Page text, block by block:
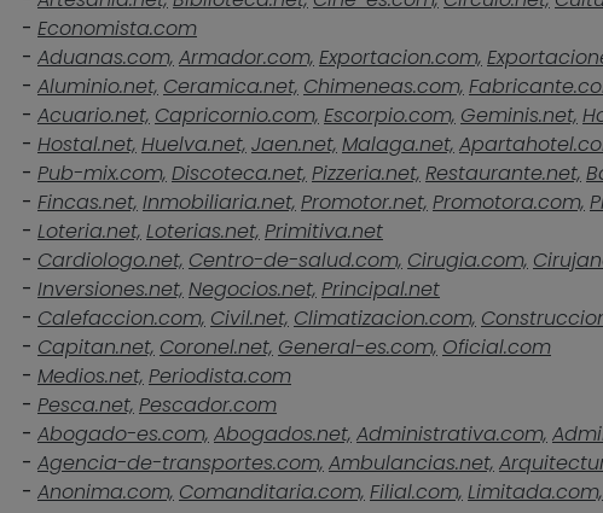
- Economista.com
- Aduanas.com, Armador.com, Exportacion.com,
- Aluminio.net, Ceramica.net, Chimeneas.com,
- Acuario.net, Capricornio.com, Escorpio.com, Geminis.net,
- Hostal.net, Huelva.net, Jaen.net, Malaga.net,
- Pub-mix.com, Discoteca.net, Pizzeria.net, Restaurante.net,
- Fincas.net, Inmobiliaria.net, Promotor.net, Promotora.com,
- Loteria.net, Loterias.net, Primitiva.net
- Cardiologo.net, Centro-de-salud.com, Cirugia.com,
- Inversiones.net, Negocios.net, Principal.net
- Calefaccion.com, Civil.net, Climatizacion.com,
- Capitan.net, Coronel.net, General-es.com, Oficial.com
- Medios.net, Periodista.com
- Pesca.net, Pescador.com
- Abogado-es.com, Abogados.net, Administrativa.com,
- Agencia-de-transportes.com, Ambulancias.net,
- Anonima.com, Comanditaria.com, Filial.com, Limitada.com,